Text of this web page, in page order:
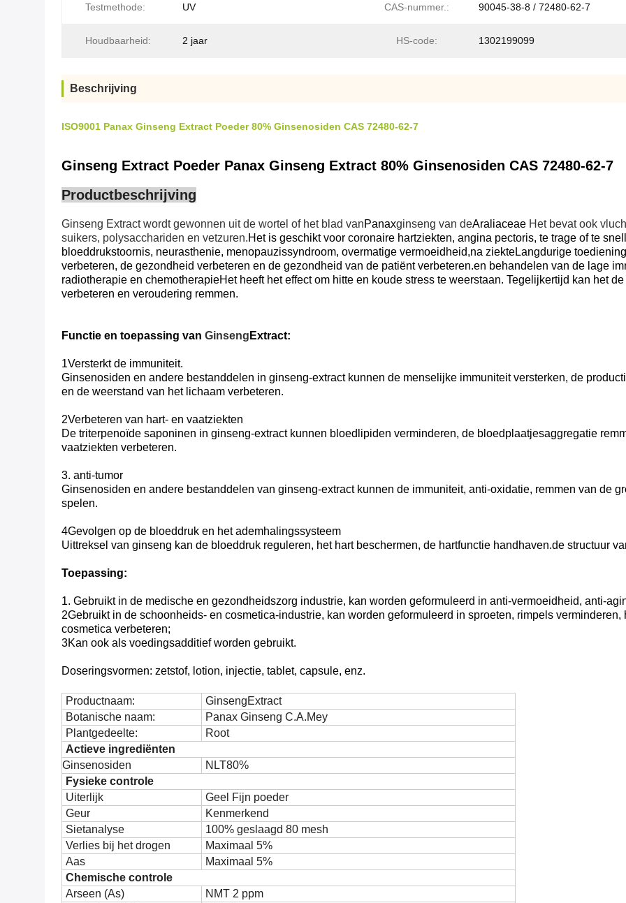
Testmethode: UV CAS-nummer.: 90045-38-8 / 72480-62-7
Houdbaarheid: 2 jaar HS-code: 1302199099
Beschrijving
ISO9001 Panax Ginseng Extract Poeder 80% Ginsenosiden CAS 72480-62-7
Ginseng Extract Poeder Panax Ginseng Extract 80% Ginsenosiden CAS 72480-62-7
Productbeschrijving
Ginseng Extract wordt gewonnen uit de wortel of het blad vanPanaxginseng van deAraliaceae Het bevat ook
suikers, polysacchariden en vetzuren.Het is geschikt voor coronaire hartziekten, angina pectoris, te trage of te
bloeddrukstoornis, neurasthenie, menopauzissyndroom, overmatige vermoeidheid,na ziekteLangdurige
verbeteren, de gezondheid verbeteren en de gezondheid van de patiënt verbeteren.en behandelen van de lage
radiotherapie en chemotherapieHet heeft het effect om hitte en koude stress te weerstaan. Tegelijkertijd kan het
verbeteren en veroudering remmen.
Functie en toepassing van Ginseng Extract:
1Versterkt de immuniteit.
Ginsenosiden en andere bestanddelen in ginseng-extract kunnen de menselijke immuniteit versterken, de
en de weerstand van het lichaam verbeteren.
2Verbeteren van hart- en vaatziekten
De triterpenoïde saponinen in ginseng-extract kunnen bloedlipiden verminderen, de bloedplaatjesaggregatie
vaatziekten verbeteren.
3. anti-tumor
Ginsenosiden en andere bestanddelen van ginseng-extract kunnen de immuniteit, anti-oxidatie, remmen van de
spelen.
4Gevolgen op de bloeddruk en het ademhalingssysteem
Uittreksel van ginseng kan de bloeddruk reguleren, het hart beschermen, de hartfunctie handhaven.de structuur
Toepassing:
1. Gebruikt in de medische en gezondheidszorg industrie, kan worden geformuleerd in anti-vermoeidheid, anti-
2Gebruikt in de schoonheids- en cosmetica-industrie, kan worden geformuleerd in sproeten, rimpels
cosmetica verbeteren;
3Kan ook als voedingsadditief worden gebruikt.
Doseringsvormen: zetstof, lotion, injectie, tablet, capsule, enz.
Productnaam: GinsengExtract
Botanische naam:
Panax Ginseng C.A.Mey
Plantgedeelte:
Root
Actieve ingrediënten
Ginsenosiden
NLT80%
Fysieke controle
Uiterlijk
Geel Fijn poeder
Geur
Kenmerkend
Sietanalyse
100% geslaagd 80 mesh
Verlies bij het drogen
Maximaal 5%
Aas
Maximaal 5%
Chemische controle
Arseen (As)
NMT 2 ppm